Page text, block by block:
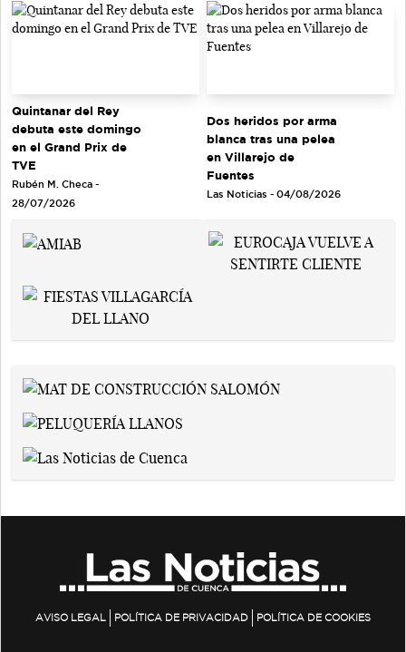
Quintanar del Rey
debuta este domingo
en el Grand Prix de
TVE
Rubén M. Checa -
28/07/2026
Dos heridos por arma
blanca tras una pelea
en Villarejo de
Fuentes
Las Noticias - 04/08/2026
AVISO LEGAL POLÍTICA DE PRIVACIDAD POLÍTICA DE COOKIES